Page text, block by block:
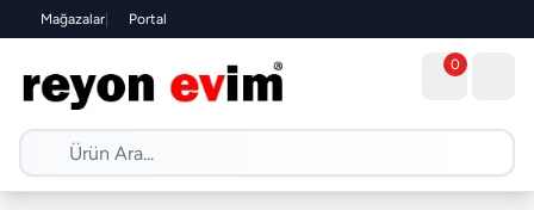
Mağazalar| Portal
0